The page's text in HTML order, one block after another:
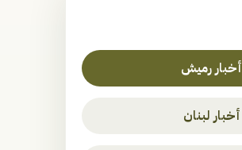
أخبار رميش
أخبار لبنان